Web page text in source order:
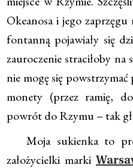
Okeanosa i jego
fontanną pojawiały się
zauroczenie straciłoby na
nie mogę się
monety (przez ramię,
powrót do Rzymu – tak
Moja sukienka to
założycielki marki